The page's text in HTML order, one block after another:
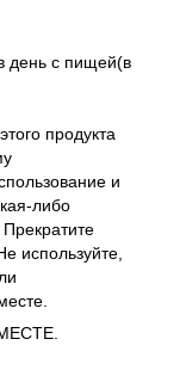
день с пищей(в
продукта
и
либо
Прекратите
используйте,